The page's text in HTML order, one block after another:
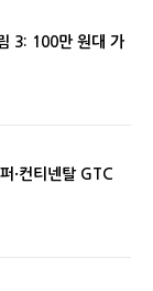
3: 100만 원대 가
·컨티넨탈 GTC